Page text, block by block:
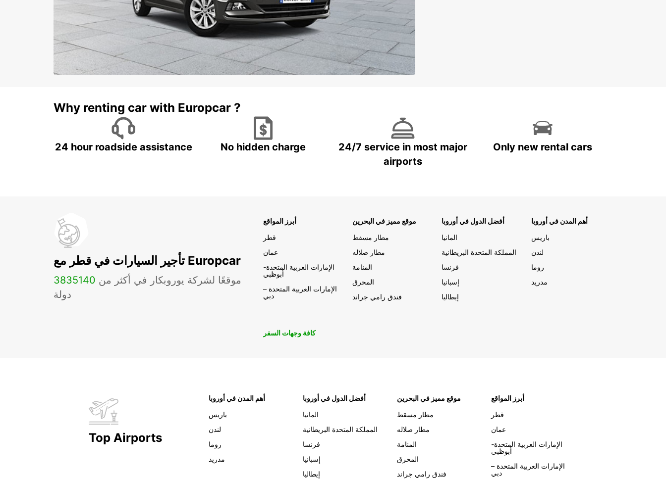
Why renting car with Europcar ?
24 hour roadside assistance No hidden charge
24/7 service in most major
airports
Only new rental cars
تأجير السيارات في قطر مع Europcar
3835 موقعًا لشركة يوروبكار في أكثر من 140
دولة
أبرز المواقع
قطر
عمان
الإمارات العربية المتحدة-
أبوظبي
الإمارات العربية المتحدة –
دبي
موقع مميز في البحرين
مطار مسقط
مطار صلاله
المنامة
المحرق
فندق رامي جراند
أفضل الدول في أوروبا
المانيا
المملكة المتحدة البريطانية
فرنسا
إسبانيا
إيطاليا
أهم المدن في أوروبا
باريس
لندن
روما
مدريد
كافة وجهات السفر
Top Airports
أهم المدن في أوروبا
باريس
لندن
روما
مدريد
أفضل الدول في أوروبا
المانيا
المملكة المتحدة البريطانية
فرنسا
إسبانيا
إيطاليا
موقع مميز في البحرين
مطار مسقط
مطار صلاله
المنامة
المحرق
فندق رامي جراند
أبرز المواقع
قطر
عمان
الإمارات العربية المتحدة-
أبوظبي
الإمارات العربية المتحدة –
دبي